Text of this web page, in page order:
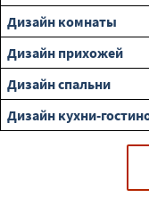
Дизайн комнаты
Дизайн прихожей
Дизайн спальни
Дизайн кухни-